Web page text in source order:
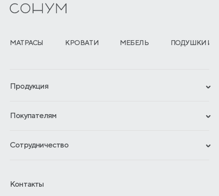
МАТРАСЫ КРОВАТИ МЕБЕЛЬ ПОДУШКИ И
Продукция
Гарантии
Отзывы покупателей
Покупателям
Обмен и возврат
Как оформить заказ
Сотрудничество
Отельерам
Контакты